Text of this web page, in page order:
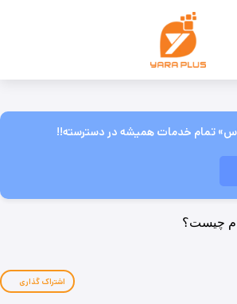
تمام خدمات همیشه در دسترسته!!
اشتراک گذاری